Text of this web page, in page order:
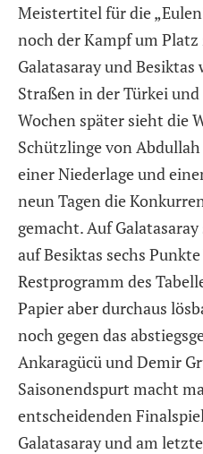
Meistertitel für die
noch der Kampf um
Galatasaray und
Straßen in der Türkei
Wochen später sieht die
Schützlinge von
einer Niederlage und
neun Tagen die
gemacht. Auf
auf Besiktas sechs
Restprogramm des
Papier aber durchaus
noch gegen das
Ankaragücü und Demir
Saisonendspurt macht
entscheidenden
Galatasaray und am